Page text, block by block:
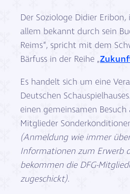
Der Soziologe Didier
allem bekannt durch sein
Reims“, spricht mit dem
Bärfuss in der Reihe „
Es handelt sich um eine
Deutschen
einen gemeinsamen
Mitglieder
(Anmeldung wie immer
Informationen zum Erwerb
bekommen die DFG-
zugeschickt).